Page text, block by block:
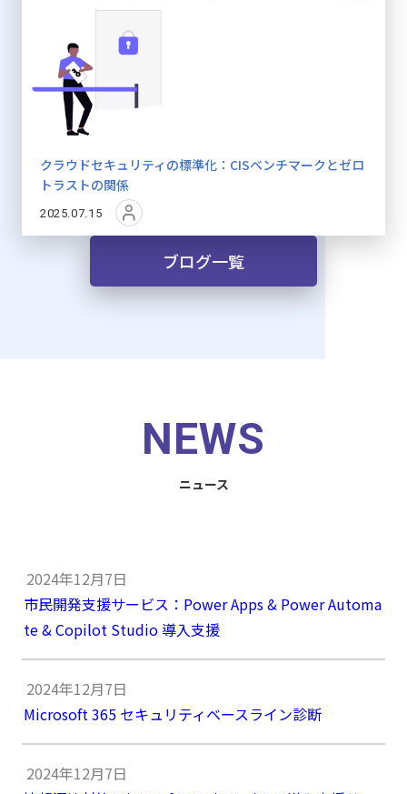
クラウドセキュリティの標準化：CISベンチマークとゼロ
トラストの関係
2025.07.15
ブログ一覧
NEWS
ニュース
2024年12月7日
市民開発支援サービス：Power Apps & Power Automa
te & Copilot Studio 導入支援
2024年12月7日
Microsoft 365 セキュリティベースライン診断
2024年12月7日